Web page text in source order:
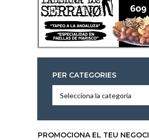
PER CATEGORIES
categories
PROMOCIONA EL TEU NEGOCI